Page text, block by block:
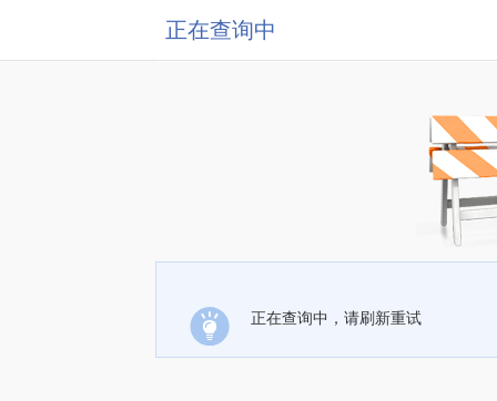
正在查询中
正在查询中，请刷新重试